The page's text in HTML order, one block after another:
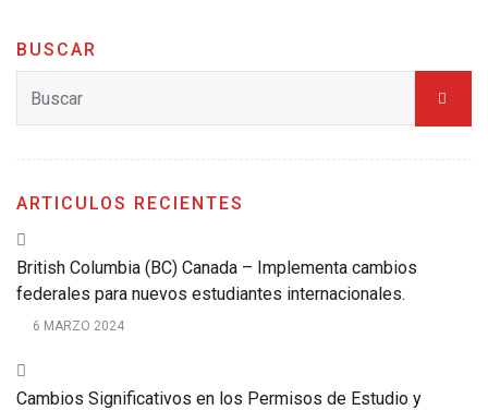
BUSCAR
ARTICULOS RECIENTES
British Columbia (BC) Canada – Implementa cambios
federales para nuevos estudiantes internacionales.
6 MARZO 2024
Cambios Significativos en los Permisos de Estudio y